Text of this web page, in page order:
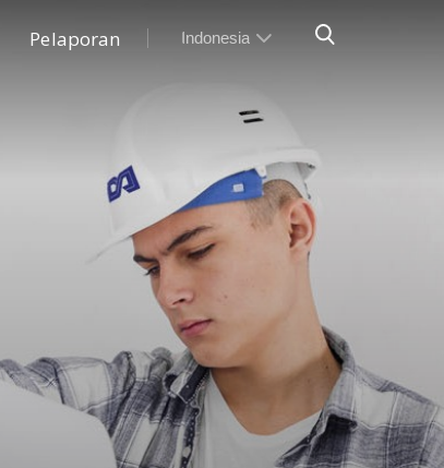
Pelaporan